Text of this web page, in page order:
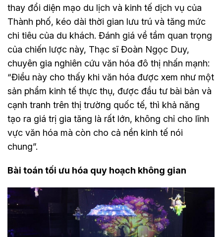
thay đổi diện mạo du lịch và kinh tế dịch vụ của
Thành phố, kéo dài thời gian lưu trú và tăng mức
chi tiêu của du khách. Đánh giá về tầm quan trọng
của chiến lược này, Thạc sĩ Đoàn Ngọc Duy,
chuyên gia nghiên cứu văn hóa đô thị nhấn mạnh:
“Điều này cho thấy khi văn hóa được xem như một
sản phẩm kinh tế thực thụ, được đầu tư bài bản và
cạnh tranh trên thị trường quốc tế, thì khả năng
tạo ra giá trị gia tăng là rất lớn, không chỉ cho lĩnh
vực văn hóa mà còn cho cả nền kinh tế nói
chung”.
Bài toán tối ưu hóa quy hoạch không gian